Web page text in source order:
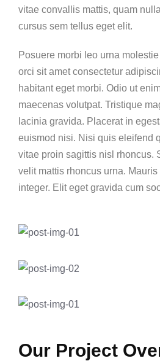
vitae convallis mattis, quam
cursus sem tellus eget elit.
Posuere morbi leo urna
orci sit amet consectetur
habitant eget morbi. Odio ut
maecenas volutpat. Tristique
lacinia gravida. Placerat in
euismod nisi. Nisi quis eleifend
vitae proin sagittis nisl rhoncus.
velit mattis rhoncus urna.
integer. Elit eget gravida cum
Our Project